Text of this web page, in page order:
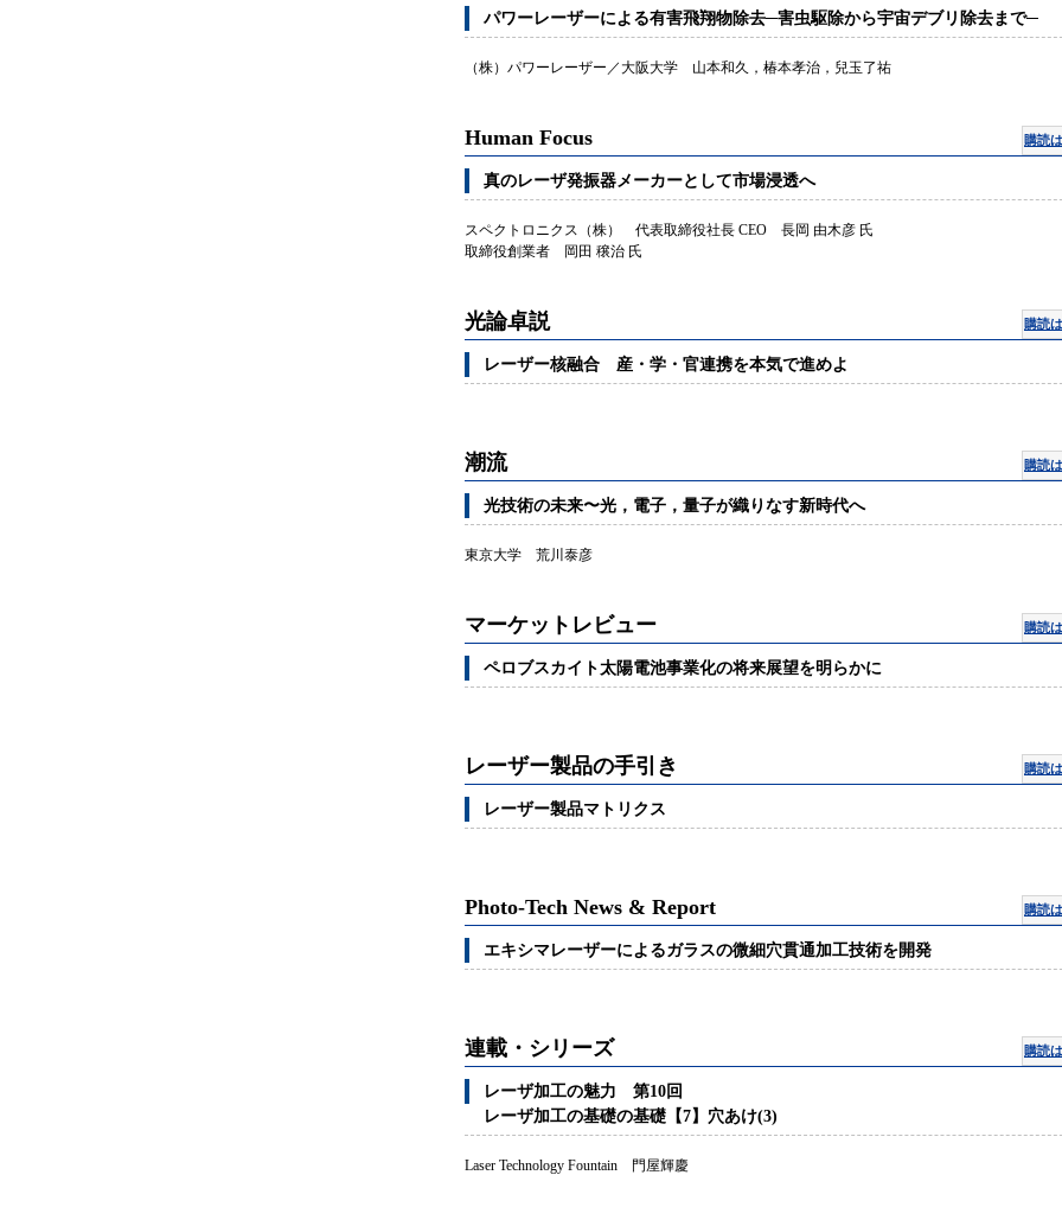
パワーレーザーによる有害飛翔物除去─害虫駆除から宇宙デブリ除去まで─
（株）パワーレーザー／大阪大学 山本和久，椿本孝治，兒玉了祐
Human Focus 購読
真のレーザ発振器メーカーとして市場浸透へ
スペクトロニクス（株） 代表取締役社長 CEO 長岡 由木彦 氏
取締役創業者 岡田 穣治 氏
光論卓説 購読
レーザー核融合 産・学・官連携を本気で進めよ
潮流 購読
光技術の未来〜光，電子，量子が織りなす新時代へ
東京大学 荒川泰彦
マーケットレビュー 購読
ペロブスカイト太陽電池事業化の将来展望を明らかに
レーザー製品の手引き 購読
レーザー製品マトリクス
Photo-Tech News & Report 購読
エキシマレーザーによるガラスの微細穴貫通加工技術を開発
連載・シリーズ 購読
レーザ加工の魅力 第10回
レーザ加工の基礎の基礎【7】穴あけ(3)
Laser Technology Fountain 門屋輝慶